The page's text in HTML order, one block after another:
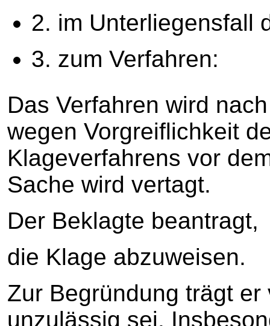
2. im Unterliegensfall
3. zum Verfahren:
Das Verfahren wird
wegen Vorgreiflichkeit
Klageverfahrens vor
Sache wird vertagt.
Der Beklagte beantragt,
die Klage abzuweisen.
Zur Begründung trägt
unzulässig sei.